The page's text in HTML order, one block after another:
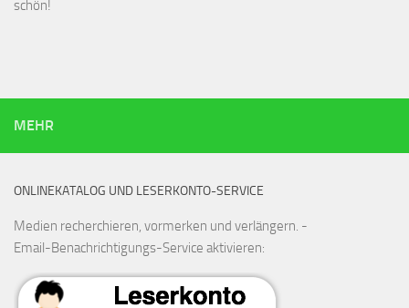
schön!
MEHR
ONLINEKATALOG UND LESERKONTO-SERVICE
Medien recherchieren, vormerken und verlängern. -
Email-Benachrichtigungs-Service aktivieren: